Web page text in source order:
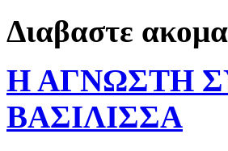
Διαβαστε
Η ΑΓΝΩΣΤΗ
ΒΑΣΙΛΙΣΣΑ